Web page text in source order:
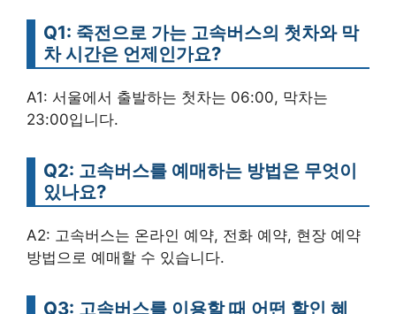
Q1: 죽전으로 가는 고속버스의 첫차와 막
차 시간은 언제인가요?
A1: 서울에서 출발하는 첫차는 06:00, 막차는
23:00입니다.
Q2: 고속버스를 예매하는 방법은 무엇이
있나요?
A2: 고속버스는 온라인 예약, 전화 예약, 현장 예약
방법으로 예매할 수 있습니다.
Q3: 고속버스를 이용할 때 어떤 할인 혜